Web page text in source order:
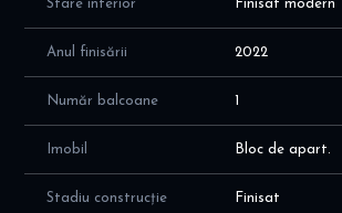
conectată, cu multiple facilități în imediata
pentru vizionare.
Stare interior Finisat modern
Anul finisării 2022
Număr balcoane 1
Imobil Bloc de apart.
Stadiu construcție Finisat